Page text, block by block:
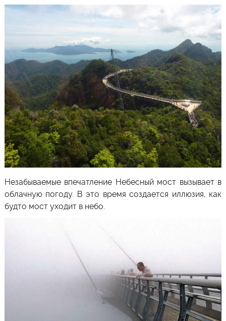
Незабываемые впечатление Небесный мост вызывает в
облачную погоду. В это время создается иллюзия, как
будто мост уходит в небо.